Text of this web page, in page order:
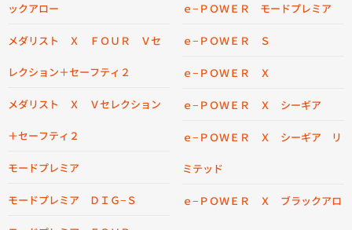
ックアロー
メダリスト Ｘ ＦＯＵＲ Ｖセ
レクション＋セーフティ２
メダリスト Ｘ Ｖセレクション
＋セーフティ２
モードプレミア
モードプレミア ＤＩＧ−Ｓ
ｅ−ＰＯＷＥＲ モードプレミア
ｅ−ＰＯＷＥＲ Ｓ
ｅ−ＰＯＷＥＲ Ｘ
ｅ−ＰＯＷＥＲ Ｘ シーギア
ｅ−ＰＯＷＥＲ Ｘ シーギア リ
ミテッド
ｅ−ＰＯＷＥＲ Ｘ ブラックアロ